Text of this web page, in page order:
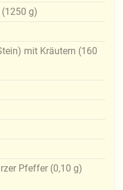
(1250 g)
mit Kräutern (160
Pfeffer (0,10 g)